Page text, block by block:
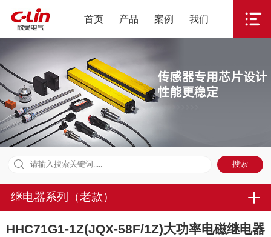
首页 产品 案例 我们
继电器系列（老款）
HHC71G1-1Z(JQX-58F/1Z)大功率电磁继电器